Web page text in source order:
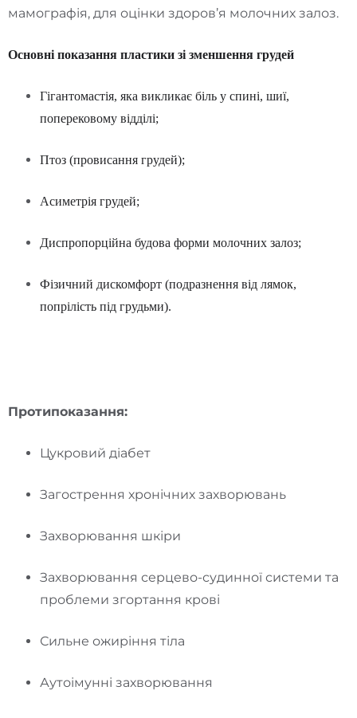
мамографія, для оцінки здоров’я молочних залоз.
Основні показання пластики зі зменшення грудей
Гігантомастія, яка викликає біль у спині, шиї,
поперековому відділі;
Птоз (провисання грудей);
Асиметрія грудей;
Диспропорційна будова форми молочних залоз;
Фізичний дискомфорт (подразнення від лямок,
попрілість під грудьми).
Протипоказання:
Цукровий діабет
Загострення хронічних захворювань
Захворювання шкіри
Захворювання серцево-судинної системи та
проблеми згортання крові
Сильне ожиріння тіла
Аутоімунні захворювання